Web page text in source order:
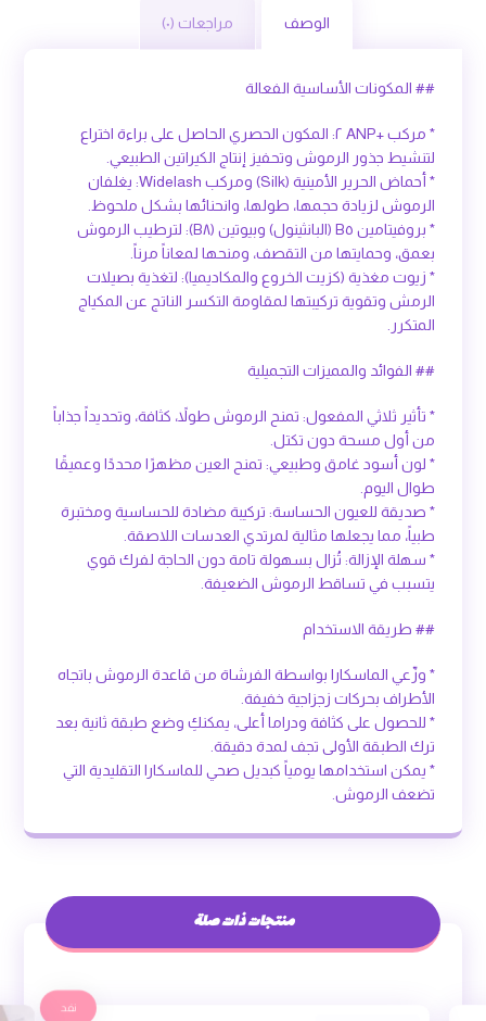
الوصف مراجعات (٠)
## المكونات الأساسية الفعالة
* مركب +ANP ٢: المكون الحصري الحاصل على براءة اختراع
لتنشيط جذور الرموش وتحفيز إنتاج الكيراتين الطبيعي.
* أحماض الحرير الأمينية (Silk) ومركب Widelash: يغلفان
الرموش لزيادة حجمها، طولها، وانحنائها بشكل ملحوظ.
* بروفيتامين B٥ (البانثينول) وبيوتين (B٨): لترطيب الرموش
بعمق، وحمايتها من التقصف، ومنحها لمعاناً مرناً.
* زيوت مغذية (كزيت الخروع والمكاديميا): لتغذية بصيلات
الرمش وتقوية تركيبتها لمقاومة التكسر الناتج عن المكياج
المتكرر.
## الفوائد والمميزات التجميلية
* تأثير ثلاثي المفعول: تمنح الرموش طولاً، كثافة، وتحديداً جذاباً
من أول مسحة دون تكتل.
* لون أسود غامق وطبيعي: تمنح العين مظهرًا محددًا وعميقًا
طوال اليوم.
* صديقة للعيون الحساسة: تركيبة مضادة للحساسية ومختبرة
طبياً، مما يجعلها مثالية لمرتدي العدسات اللاصقة.
* سهلة الإزالة: تُزال بسهولة تامة دون الحاجة لفرك قوي
يتسبب في تساقط الرموش الضعيفة.
## طريقة الاستخدام
* وزّعي الماسكارا بواسطة الفرشاة من قاعدة الرموش باتجاه
الأطراف بحركات زجزاجية خفيفة.
* للحصول على كثافة ودراما أعلى، يمكنكِ وضع طبقة ثانية بعد
ترك الطبقة الأولى تجف لمدة دقيقة.
* يمكن استخدامها يومياً كبديل صحي للماسكارا التقليدية التي
تضعف الرموش.
منتجات ذات صلة
نفد